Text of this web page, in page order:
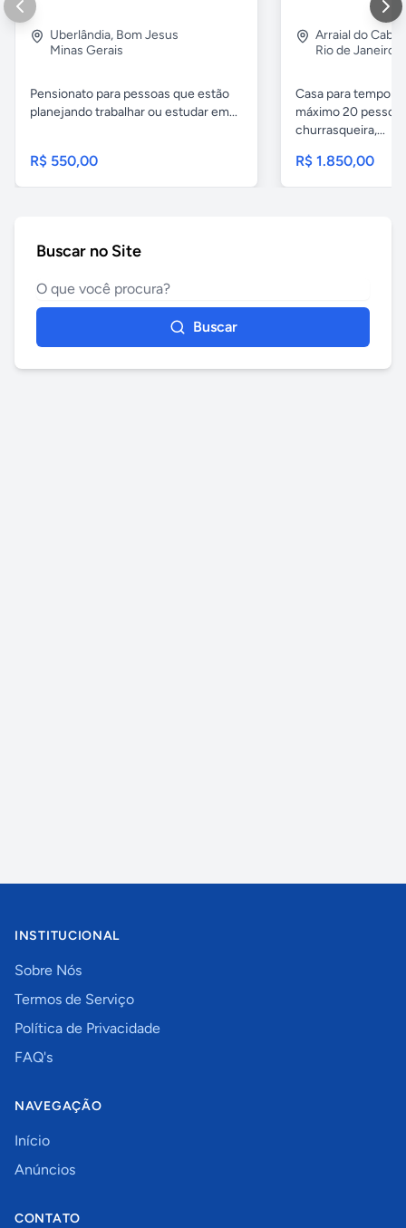
Uberlândia, Bom Jesus
Minas Gerais
Pensionato para pessoas que estão
planejando trabalhar ou estudar em...
R$ 550,00
Arraial do Cabo
Rio de Janeiro
Casa para
máximo 20
churrasqueira,...
R$ 1.850,00
Buscar no Site
Buscar
INSTITUCIONAL
Sobre Nós
Termos de Serviço
Política de Privacidade
FAQ's
NAVEGAÇÃO
Início
Anúncios
CONTATO